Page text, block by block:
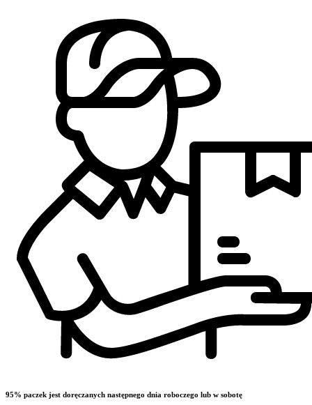
95% paczek jest doręczanych następnego dnia roboczego lub w sobotę